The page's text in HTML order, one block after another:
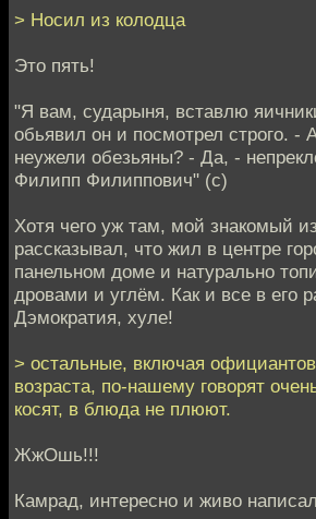
> Носил из колодца
Это пять!
"Я вам, сударыня, вставлю
обьявил он и посмотрел строго. -
неужели обезьяны? - Да, -
Филипп Филиппович" (с)
Хотя чего уж там, мой знакомый
рассказывал, что жил в центре
панельном доме и натурально
дровами и углём. Как и все в его
Дэмократия, хуле!
> остальные, включая
возраста, по-нашему говорят
косят, в блюда не плюют.
ЖжОшь!!!
Камрад, интересно и живо